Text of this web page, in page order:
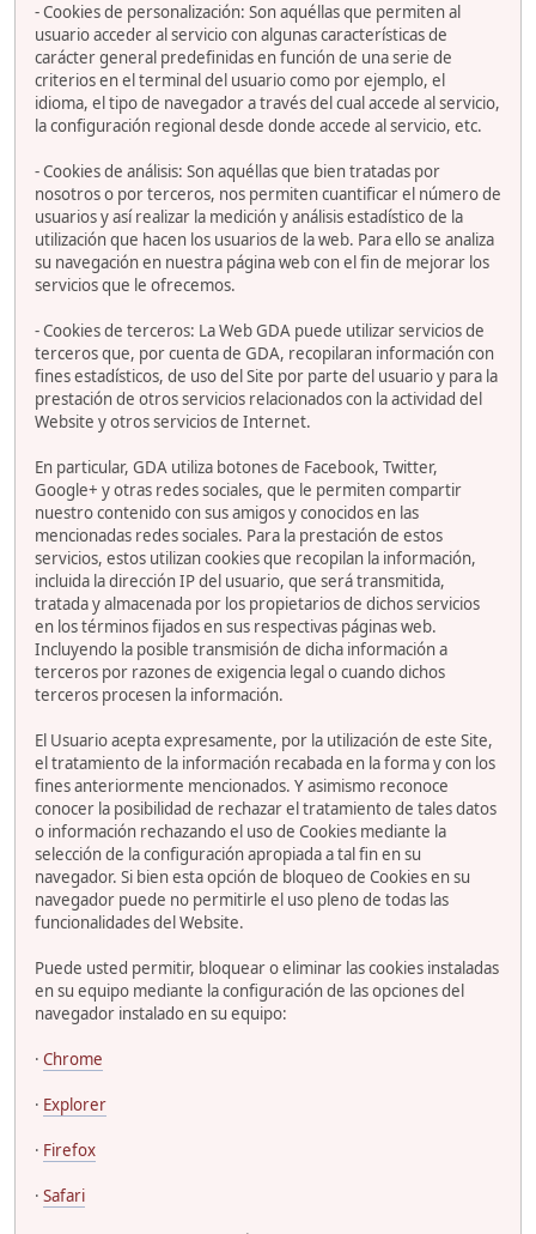
- Cookies de personalización: Son aquéllas que permiten al
usuario acceder al servicio con algunas características de
carácter general predefinidas en función de una serie de
criterios en el terminal del usuario como por ejemplo, el
idioma, el tipo de navegador a través del cual accede al servicio,
la configuración regional desde donde accede al servicio, etc.
- Cookies de análisis: Son aquéllas que bien tratadas por
nosotros o por terceros, nos permiten cuantificar el número de
usuarios y así realizar la medición y análisis estadístico de la
utilización que hacen los usuarios de la web. Para ello se analiza
su navegación en nuestra página web con el fin de mejorar los
servicios que le ofrecemos.
- Cookies de terceros: La Web GDA puede utilizar servicios de
terceros que, por cuenta de GDA, recopilaran información con
fines estadísticos, de uso del Site por parte del usuario y para la
prestación de otros servicios relacionados con la actividad del
Website y otros servicios de Internet.
En particular, GDA utiliza botones de Facebook, Twitter,
Google+ y otras redes sociales, que le permiten compartir
nuestro contenido con sus amigos y conocidos en las
mencionadas redes sociales. Para la prestación de estos
servicios, estos utilizan cookies que recopilan la información,
incluida la dirección IP del usuario, que será transmitida,
tratada y almacenada por los propietarios de dichos servicios
en los términos fijados en sus respectivas páginas web.
Incluyendo la posible transmisión de dicha información a
terceros por razones de exigencia legal o cuando dichos
terceros procesen la información.
El Usuario acepta expresamente, por la utilización de este Site,
el tratamiento de la información recabada en la forma y con los
fines anteriormente mencionados. Y asimismo reconoce
conocer la posibilidad de rechazar el tratamiento de tales datos
o información rechazando el uso de Cookies mediante la
selección de la configuración apropiada a tal fin en su
navegador. Si bien esta opción de bloqueo de Cookies en su
navegador puede no permitirle el uso pleno de todas las
funcionalidades del Website.
Puede usted permitir, bloquear o eliminar las cookies instaladas
en su equipo mediante la configuración de las opciones del
navegador instalado en su equipo:
· Chrome
· Explorer
· Firefox
· Safari